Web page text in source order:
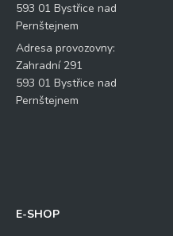
593 01 Bystřice nad
Pernštejnem
Adresa provozovny:
Zahradní 291
593 01 Bystřice nad
Pernštejnem
E-SHOP